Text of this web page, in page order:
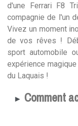
d'une Ferrari F8
compagnie de l'un
Vivez un moment
de vos rêves !
sport automobile
expérience
du Laquais !
► Comment